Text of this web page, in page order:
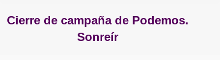
Cierre de campaña de Podemos.
Sonreír